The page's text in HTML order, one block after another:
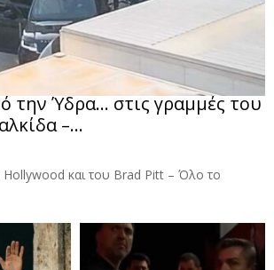
την Ύδρα… στις γραμμές του
–...
και του Brad Pitt – Όλο το